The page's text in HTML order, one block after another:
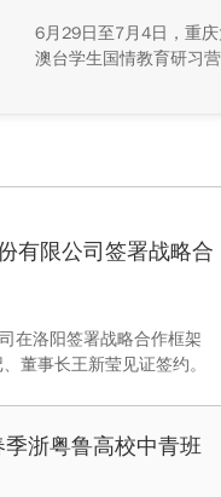
6月29日至7月4日，重
澳台学生国情教育研习
家在丝路文明传承、世
成就与发展路径。
有限公司签署战略合
在洛阳签署战略合作框架
董事长王新莹见证签约。
浙粤鲁高校中青班